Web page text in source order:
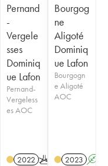
Pernand
-
Vergele
sses
Dominiq
ue Lafon
Pernand-
Vergeless
es AOC
2022 K
Bourgog
ne
Aligoté
Dominiq
ue Lafon
Bourgogn
e Aligoté
AOC
2023 A